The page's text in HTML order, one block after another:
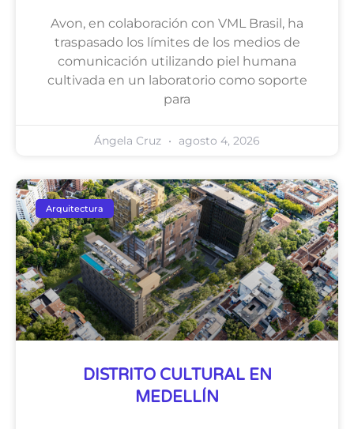
Avon, en colaboración con VML Brasil, ha
traspasado los límites de los medios de
comunicación utilizando piel humana
cultivada en un laboratorio como soporte
para
Ángela Cruz agosto 4, 2026
Arquitectura
DISTRITO CULTURAL EN
MEDELLÍN